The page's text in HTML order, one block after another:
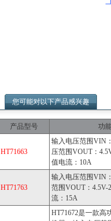
您可能对以下产品感兴趣
产品型号 功
HT71663
输入电压范围VIN
压范围VOUT：
值电流：10A
HT71763
输入电压范围VIN
范围VOUT：4.5V-
流：15A
HT71672是一款高